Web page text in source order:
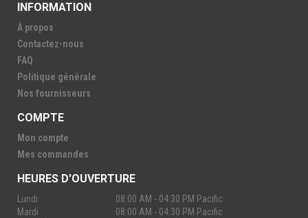
INFORMATION
À propos
Contactez-nous
FAQ
Politique générale
Nos fournisseurs
COMPTE
Mon compte
Mes commandes
HEURES D'OUVERTURE
Lundi
08:00 AM - 04:30 PM Pacific
Mardi
08:00 AM - 04:30 PM Pacific